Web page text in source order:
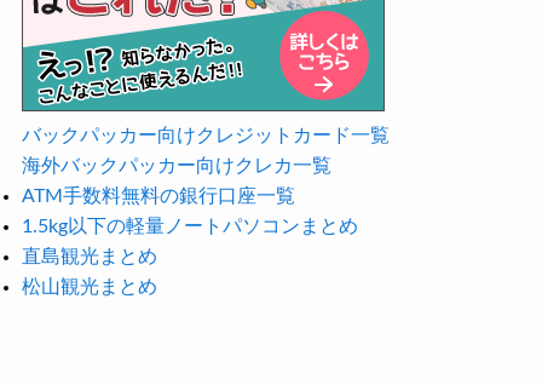
バックパッカー向けクレジットカード一覧
海外バックパッカー向けクレカ一覧
ATM手数料無料の銀行口座一覧
1.5kg以下の軽量ノートパソコンまとめ
直島観光まとめ
松山観光まとめ